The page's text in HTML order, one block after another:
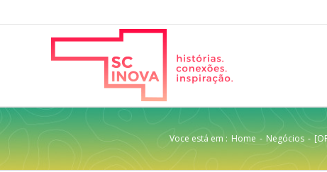
Voce está em : Home - Negócios -